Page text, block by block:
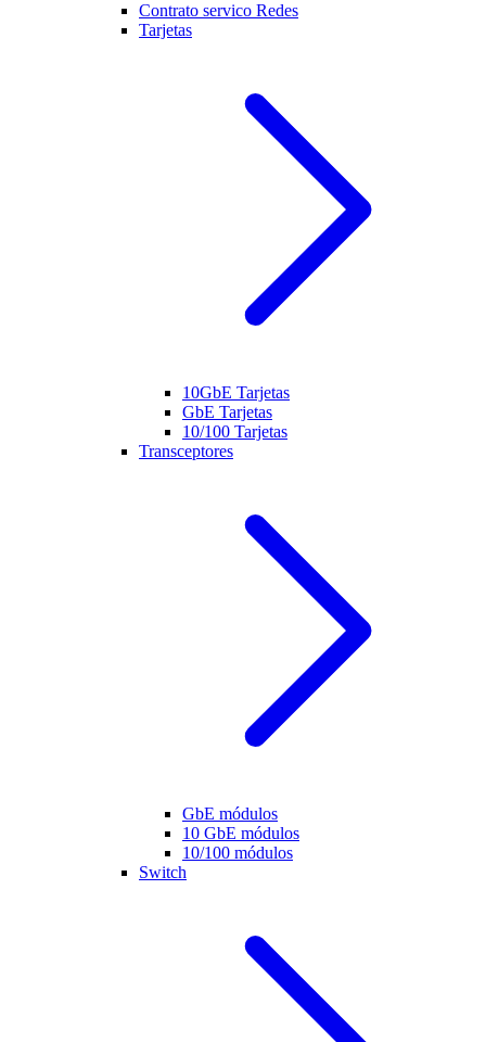
Contrato servico Redes
Tarjetas
10GbE Tarjetas
GbE Tarjetas
10/100 Tarjetas
Transceptores
GbE módulos
10 GbE módulos
10/100 módulos
Switch